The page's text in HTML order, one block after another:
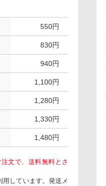
550円
830円
940円
1,100円
1,280円
1,330円
1,480円
文で、送料無料とさ
しています。発送メ